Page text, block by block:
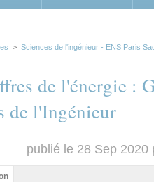
> Sciences de l'ingénieur - ENS Paris
de l'énergie :
de l'Ingénieur
publié le 28 Sep